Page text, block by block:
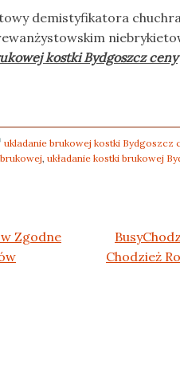
demistyfikatora
kostki Bydgoszcz ceny
ukladanie brukowej kostki Bydgoszcz
, układanie kostki brukowej
Zgodne
Chodzież